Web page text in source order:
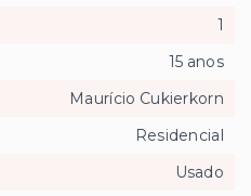
1
15 anos
Maurício Cukierkorn
Residencial
Usado